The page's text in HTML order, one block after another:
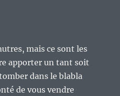
mais ce sont les
apporter un tant soit
dans le blabla
de vous vendre